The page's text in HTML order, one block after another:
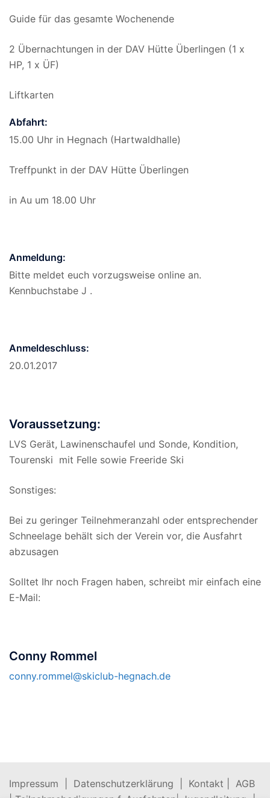
Guide für das gesamte Wochenende
2 Übernachtungen in der DAV Hütte Überlingen (1 x
HP, 1 x ÜF)
Liftkarten
Abfahrt:
15.00 Uhr in Hegnach (Hartwaldhalle)
Treffpunkt in der DAV Hütte Überlingen
in Au um 18.00 Uhr
Anmeldung:
Bitte meldet euch vorzugsweise online an.
Kennbuchstabe J .
Anmeldeschluss:
20.01.2017
Voraussetzung:
LVS Gerät, Lawinenschaufel und Sonde, Kondition,
Tourenski mit Felle sowie Freeride Ski
Sonstiges:
Bei zu geringer Teilnehmeranzahl oder entsprechender
Schneelage behält sich der Verein vor, die Ausfahrt
abzusagen
Solltet Ihr noch Fragen haben, schreibt mir einfach eine
E-Mail:
Conny Rommel
conny.rommel@skiclub-hegnach.de
Impressum | Datenschutzerklärung | Kontakt |
AGB